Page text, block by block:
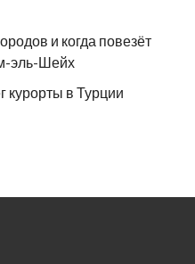
и когда повезёт
эль-Шейх
курорты в Турции